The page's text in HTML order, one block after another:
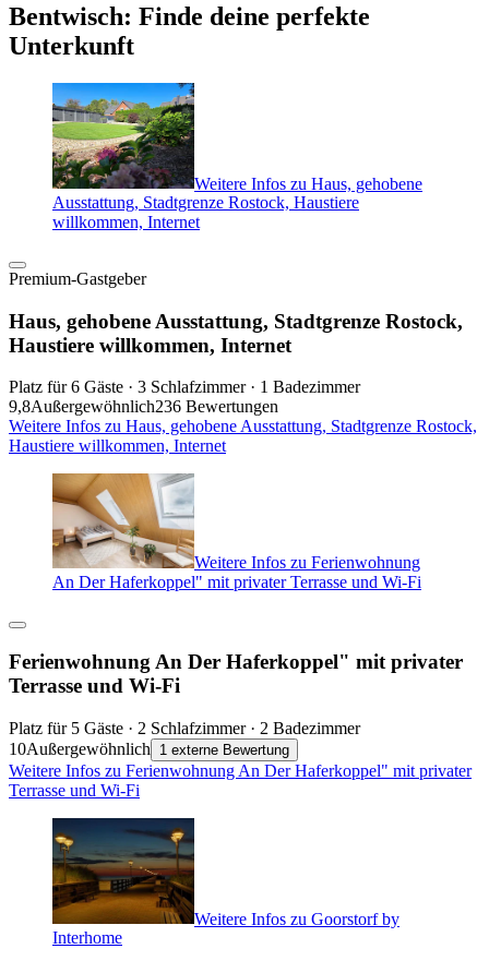
Bentwisch: Finde deine perfekte
Unterkunft
Weitere Infos zu Haus, gehobene
Ausstattung, Stadtgrenze Rostock, Haustiere
willkommen, Internet
Premium-Gastgeber
Haus, gehobene Ausstattung, Stadtgrenze Rostock,
Haustiere willkommen, Internet
Platz für 6 Gäste · 3 Schlafzimmer · 1 Badezimmer
9,8Außergewöhnlich236 Bewertungen
Weitere Infos zu Haus, gehobene Ausstattung, Stadtgrenze Rostock,
Haustiere willkommen, Internet
Weitere Infos zu Ferienwohnung
An Der Haferkoppel" mit privater Terrasse und Wi-Fi
Ferienwohnung An Der Haferkoppel" mit privater
Terrasse und Wi-Fi
Platz für 5 Gäste · 2 Schlafzimmer · 2 Badezimmer
10Außergewöhnlich 1 externe Bewertung
Weitere Infos zu Ferienwohnung An Der Haferkoppel" mit privater
Terrasse und Wi-Fi
Weitere Infos zu Goorstorf by
Interhome